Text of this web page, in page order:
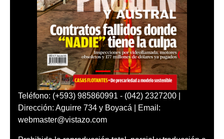
Teléfono: (+593) 985860991 - (042) 2327200 |
Dirección: Aguirre 734 y Boyacá | Email:
webmaster@vistazo.com